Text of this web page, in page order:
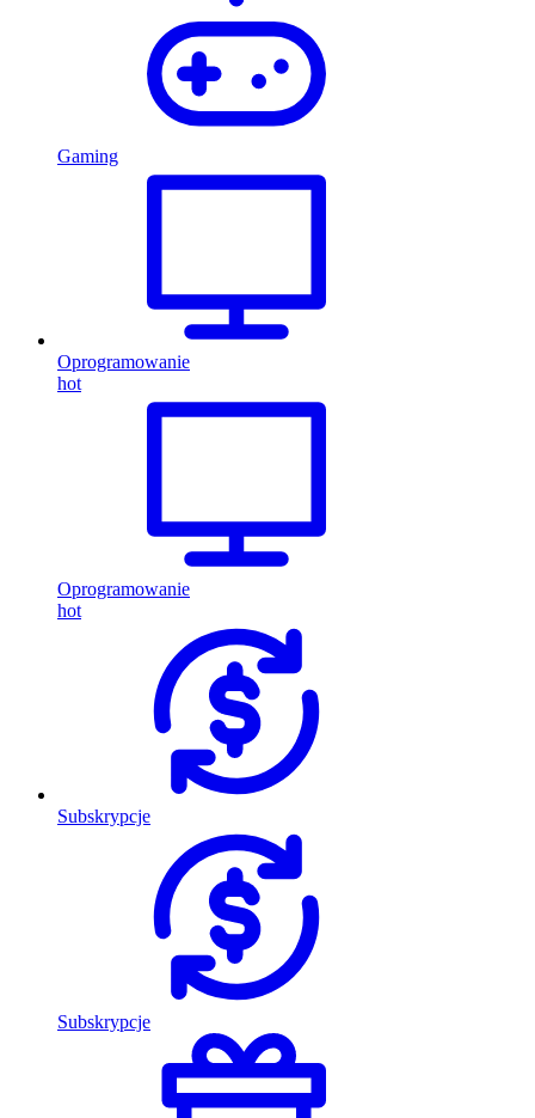
Gaming
Oprogramowanie
hot
Oprogramowanie
hot
Subskrypcje
Subskrypcje